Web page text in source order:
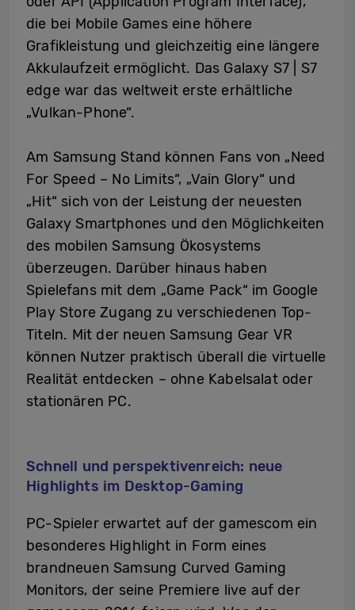
die bei Mobile Games eine höhere
Grafikleistung und gleichzeitig eine längere
Akkulaufzeit ermöglicht. Das Galaxy S7 | S7
edge war das weltweit erste erhältliche
„Vulkan-Phone“.
Am Samsung Stand können Fans von „Need
For Speed – No Limits“, „Vain Glory“ und
„Hit“ sich von der Leistung der neuesten
Galaxy Smartphones und den Möglichkeiten
des mobilen Samsung Ökosystems
überzeugen. Darüber hinaus haben
Spielefans mit dem „Game Pack“ im Google
Play Store Zugang zu verschiedenen Top-
Titeln. Mit der neuen Samsung Gear VR
können Nutzer praktisch überall die virtuelle
Realität entdecken – ohne Kabelsalat oder
stationären PC.
Schnell und perspektivenreich: neue
Highlights im Desktop-Gaming
PC-Spieler erwartet auf der gamescom ein
besonderes Highlight in Form eines
brandneuen Samsung Curved Gaming
Monitors, der seine Premiere live auf der